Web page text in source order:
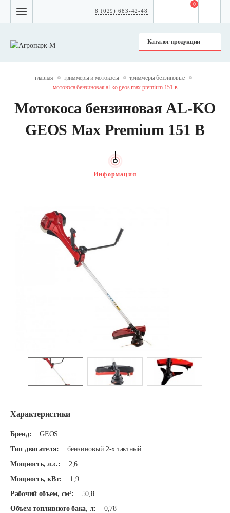
8 (029) 683-42-48
Каталог продукции
0
главная триммеры и мотокосы
триммеры бензиновые
мотокоса бензиновая al-ko geos max premium 151 в
Мотокоса бензиновая AL-KO
GEOS Max Premium 151 В
Характеристики
Бренд:
GEOS
Тип двигателя:
бензиновый 2-х тактный
Мощность, л.с.:
2,6
Мощность, кВт:
1,9
Рабочий объем, см³:
50,8
Объем топливного бака, л:
0,78
Информация